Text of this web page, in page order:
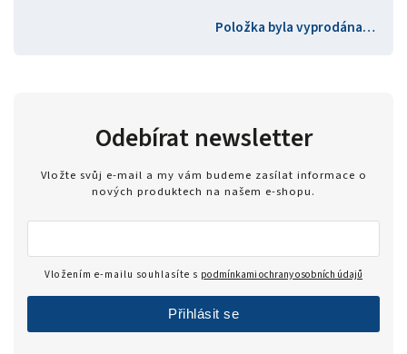
Položka byla vyprodána…
Odebírat newsletter
Vložte svůj e-mail a my vám budeme zasílat informace o
nových produktech na našem e-shopu.
Vložením e-mailu souhlasíte s podmínkami ochrany osobních údajů
Přihlásit se